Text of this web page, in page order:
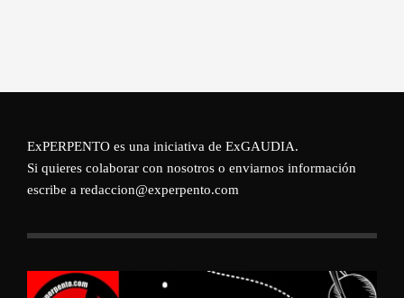
ExPERPENTO es una iniciativa de ExGAUDIA.
Si quieres colaborar con nosotros o enviarnos información
escribe a redaccion@experpento.com